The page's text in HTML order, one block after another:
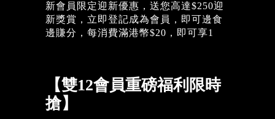
並完成兌換程序 *推廣期: 2022年12月12
日-15日 *每位登記會籍只限換領每款優
惠券1次 *任何惠顧即可使用優惠券 *優
何查詢，可於辨工時間星期一至五，
9:00AM-5:30PM (公眾假期除外)致電客
戶服務熱線2371 6371。...
新會員限定迎新優惠，送您高達$250迎
新獎賞，立即登記成為會員，即可邊食
邊賺分，每消費滿港幣$20，即可享1
https://yoshinoyahk.page.link/B4tU 圖片
只供參考 | 優惠受條款及細則約束 如有
任何查詢，可於辨工時間星期一至五，
【雙12會員重磅福利限時
搶】